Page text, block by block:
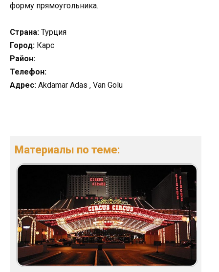
форму прямоугольника.
Страна: Турция
Город: Карс
Район:
Телефон:
Адрес: Akdamar Adas , Van Golu
Материалы по теме: